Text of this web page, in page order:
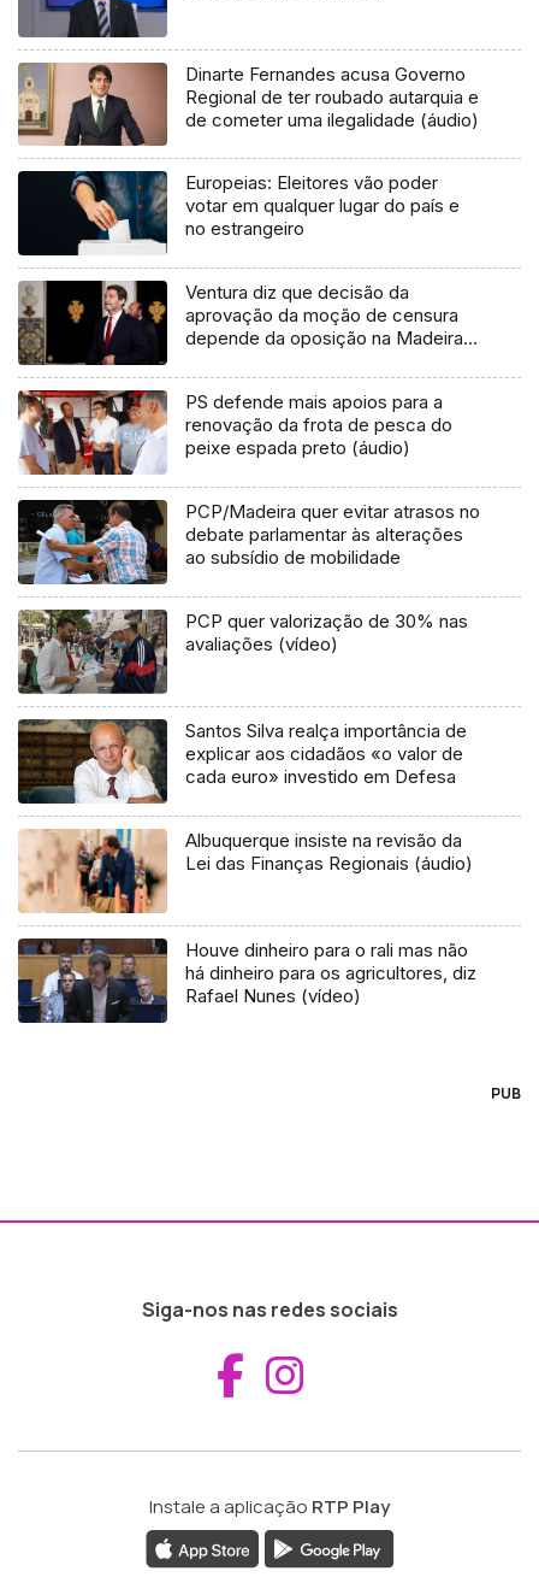
Dinarte Fernandes acusa Governo
Regional de ter roubado autarquia e
de cometer uma ilegalidade (áudio)
Europeias: Eleitores vão poder
votar em qualquer lugar do país e
no estrangeiro
Ventura diz que decisão da
aprovação da moção de censura
depende da oposição na Madeira
PS defende mais apoios para a
renovação da frota de pesca do
peixe espada preto (áudio)
PCP/Madeira quer evitar atrasos no
debate parlamentar às alterações
ao subsídio de mobilidade
PCP quer valorização de 30% nas
avaliações (vídeo)
Santos Silva realça importância de
explicar aos cidadãos «o valor de
cada euro» investido em Defesa
Albuquerque insiste na revisão da
Lei das Finanças Regionais (áudio)
Houve dinheiro para o rali mas não
há dinheiro para os agricultores, diz
Rafael Nunes (vídeo)
PUB
Siga-nos nas redes sociais
Aceder ao
Instale a aplicação RTP Play